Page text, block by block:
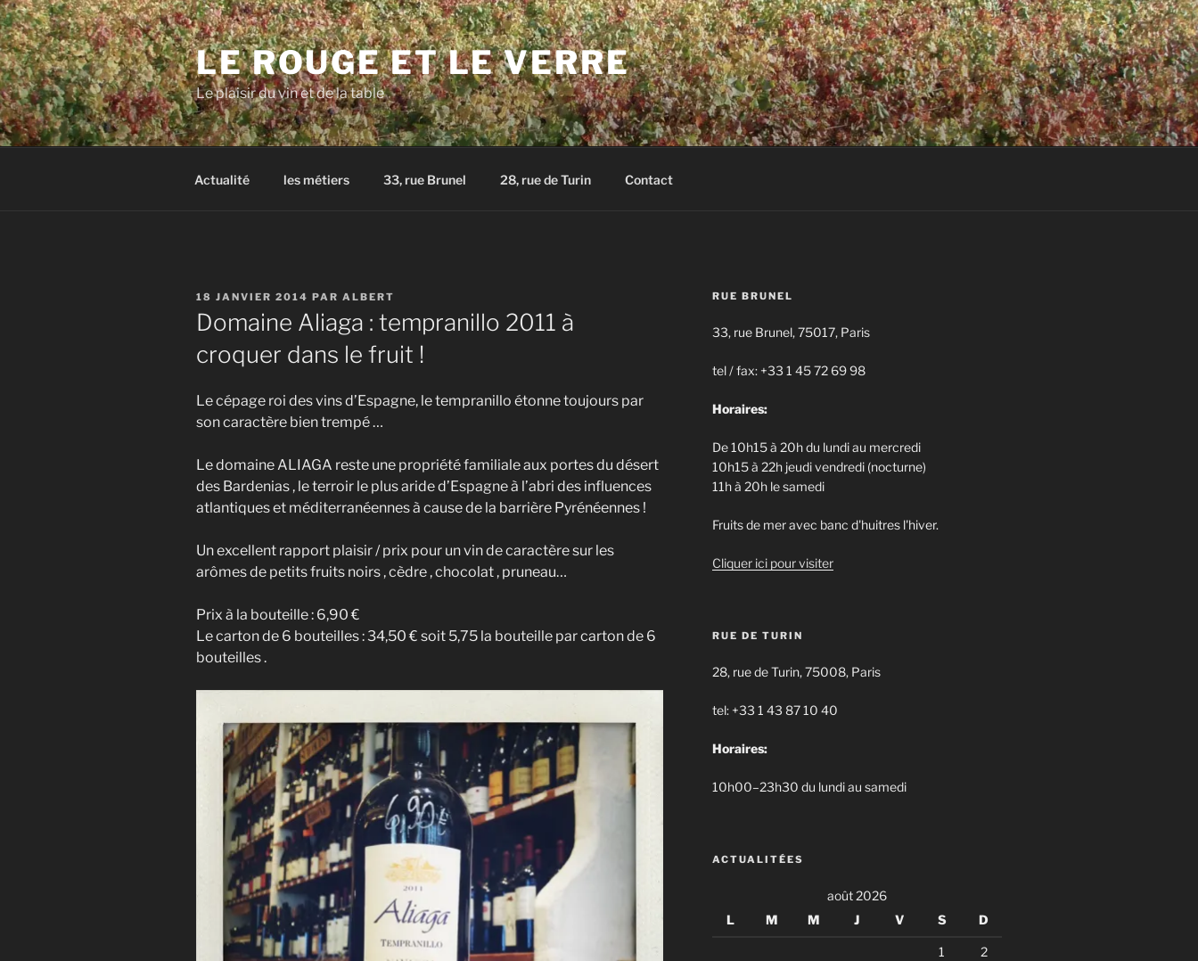
Aller
au
contenu
principal
LE ROUGE ET LE VERRE
Le plaisir du vin et de la table
Actualité les métiers 33, rue Brunel 28, rue de Turin Contact
PUBLIÉ
LE
18 JANVIER 2014 PAR ALBERT
Domaine Aliaga : tempranillo 2011 à
croquer dans le fruit !
Le cépage roi des vins d’Espagne, le tempranillo étonne toujours par
son caractère bien trempé …
Le domaine ALIAGA reste une propriété familiale aux portes du désert
des Bardenias , le terroir le plus aride d’Espagne à l’abri des influences
atlantiques et méditerranéennes à cause de la barrière Pyrénéennes !
Un excellent rapport plaisir / prix pour un vin de caractère sur les
arômes de petits fruits noirs , cèdre , chocolat , pruneau…
Prix à la bouteille : 6,90 €
Le carton de 6 bouteilles : 34,50 € soit 5,75 la bouteille par carton de 6
bouteilles .
RUE BRUNEL
33, rue Brunel, 75017, Paris
tel / fax: +33 1 45 72 69 98
Horaires:
De 10h15 à 20h du lundi au mercredi
10h15 à 22h jeudi vendredi (nocturne)
11h à 20h le samedi
Fruits de mer avec banc d'huitres l'hiver.
Cliquer ici pour visiter
RUE DE TURIN
28, rue de Turin, 75008, Paris
tel: +33 1 43 87 10 40
Horaires:
10h00–23h30 du lundi au samedi
ACTUALITÉES
août 2026
L
M M J V S D
1
2